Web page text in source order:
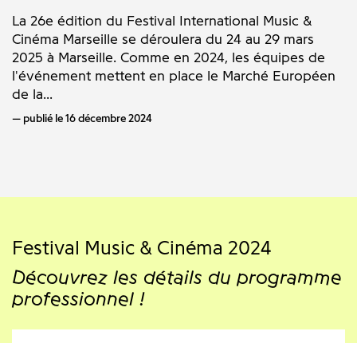
La 26e édition du Festival International Music &
Cinéma Marseille se déroulera du 24 au 29 mars
2025 à Marseille. Comme en 2024, les équipes de
l'événement mettent en place le Marché Européen
de la...
publié le 16 décembre 2024
Festival Music & Cinéma 2024
Découvrez les détails du programme
professionnel !